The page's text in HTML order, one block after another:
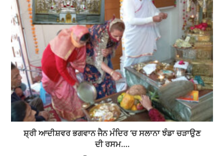
ਸ਼੍ਰੀ ਆਦੀਸ਼ਵਰ ਭਗਵਾਨ ਜੈਨ ਮੰਦਿਰ ‘ਚ ਸਲਾਨਾ ਝੰਡਾ ਚੜਾਉਣ
ਦੀ ਰਸਮ….